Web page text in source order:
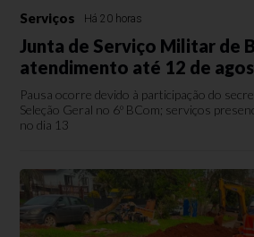
Serviços Há 20 horas
Junta de Serviço Militar de
atendimento até 12 de
Pausa ocorre devido à participação do
Seleção Geral no 6º BCom; serviços
no dia 13